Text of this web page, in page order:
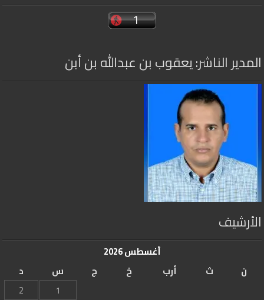
المدير الناشر: يعقوب بن عبدالله بن أبن
الأرشيف
أغسطس 2026
ن
ث أرب خ ج س
د
1
2